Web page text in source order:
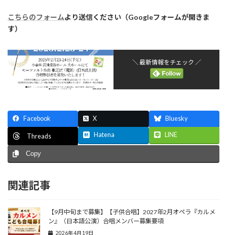
こちらのフォームより送信ください（Googleフォームが開きま
す）
＼ 最新情報をチェック ／
Facebook X Bluesky
Threads Hatena LINE
Copy
関連記事
【9月中旬まで募集】【子供合唱】2027年2月オペラ『カルメ
ン』（日本語公演）合唱メンバー募集要項
2026年4月19日